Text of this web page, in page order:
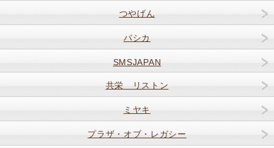
つやげん
パシカ
SMSJAPAN
共栄 リストン
ミヤキ
プラザ・オブ・レガシー